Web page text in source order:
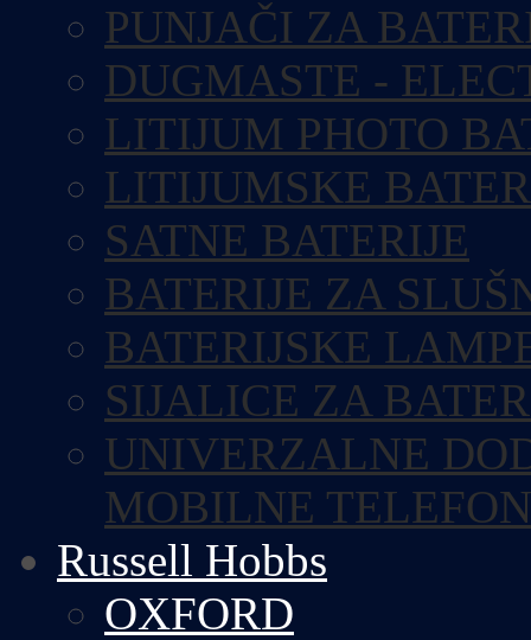
PUNJAČI ZA
DUGMASTE -
LITIJUM PHOTO
LITIJUMSKE
SATNE BATERIJE
BATERIJE ZA
BATERIJSKE
SIJALICE ZA
UNIVERZALNE
MOBILNE
Russell Hobbs
OXFORD